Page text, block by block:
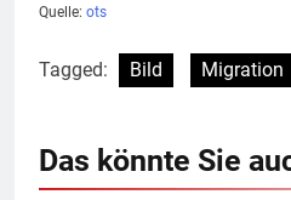
Quelle: ots
Tagged: Bild Migration
Das könnte Sie